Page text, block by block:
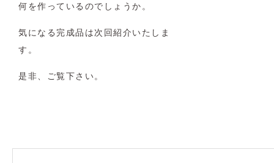
何を作っているのでしょうか。
気になる完成品は次回紹介いたしま
す。
是非、ご覧下さい。